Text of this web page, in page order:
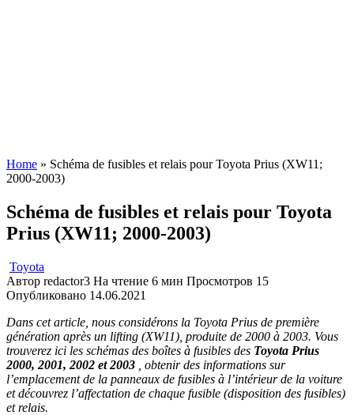
Home » Schéma de fusibles et relais pour Toyota Prius (XW11;
2000-2003)
Schéma de fusibles et relais pour Toyota
Prius (XW11; 2000-2003)
Toyota
Автор redactor3 На чтение 6 мин Просмотров 15
Опубликовано 14.06.2021
Dans cet article, nous considérons la Toyota Prius de première
génération après un lifting (XW11), produite de 2000 à 2003. Vous
trouverez ici les schémas des boîtes à fusibles des Toyota Prius
2000, 2001, 2002 et 2003 , obtenir des informations sur
l’emplacement de la panneaux de fusibles à l’intérieur de la voiture
et découvrez l’affectation de chaque fusible (disposition des fusibles)
et relais.